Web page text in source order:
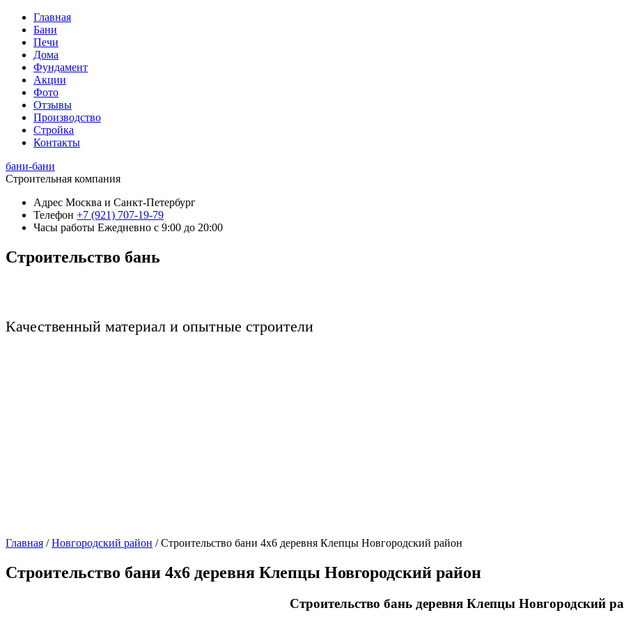
Главная
Бани
Печи
Дома
Фундамент
Акции
Фото
Отзывы
Производство
Стройка
Контакты
бани-бани
Строительная компания
Адрес Москва и Санкт-Петербург
Телефон +7 (921) 707-19-79
Часы работы Ежедневно с 9:00 до 20:00
Строительство бань
Качественный материал и опытные строители
Главная /Новгородский район /Строительство бани 4х6 деревня Клепцы Новгородский район
Строительство бани 4х6 деревня Клепцы Новгородский район
Строительство бань деревня Клепцы Новгородский